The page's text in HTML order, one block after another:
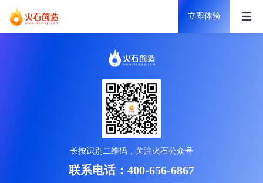
立即体验
长按识别二维码，关注火石公众号
联系电话：400-656-6867